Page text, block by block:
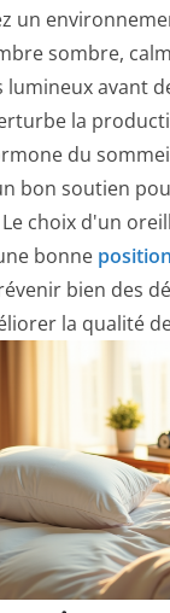
un
sombre,
lumineux avant
la
du
bon soutien
choix d'un
bonne
bien des
la qualité